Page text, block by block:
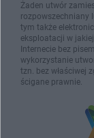
Żaden utwór
rozpowszechniany
tym także
eksploatacji w
Internecie bez
wykorzystanie
tzn. bez właściwej
ścigane prawnie.